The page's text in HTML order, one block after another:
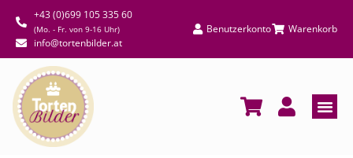
+43 (0)699 105 335 60
(Mo. - Fr. von 9-16 Uhr)
info@tortenbilder.at
Benutzerkonto Warenkorb